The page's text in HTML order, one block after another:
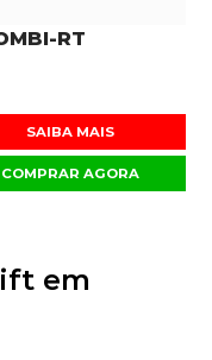
RT
SAIBA MAIS
COMPRAR AGORA
em